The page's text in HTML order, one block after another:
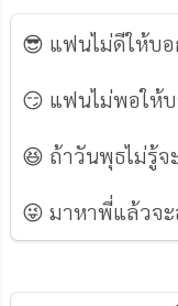
😎 แฟนไม่ดีให้บ
😏 แฟนไม่พอให้
😆 ถ้าวันพุธไม่รู้จ
😜 มาหาพี่แล้วจ